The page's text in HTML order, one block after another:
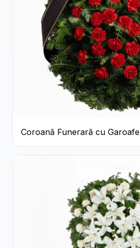
Coroană Funerară cu Garoafe